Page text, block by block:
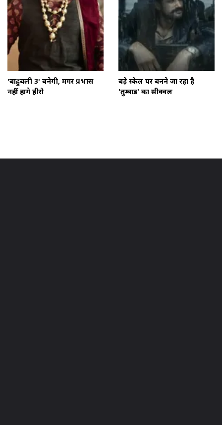
'बाहुबली 3' बनेगी, मगर प्रभास
नहीं होंगे हीरो
बड़े स्केल पर बनने जा रहा है
'तुम्बाड' का सीक्वल